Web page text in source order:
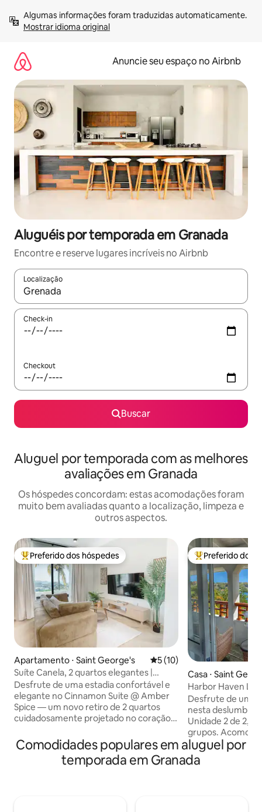
para
Mostrar idioma original
Anuncie seu espaço no Airbnb
Aluguéis por temporada em Granada
Encontre e reserve lugares incríveis no Airbnb
Localização
Quando os resultados estiverem disponíveis, explore-os
Check-in
Checkout
Buscar
Aluguel por temporada com as melhores
avaliações em Granada
Os hóspedes concordam: estas acomodações foram
muito bem avaliadas quanto a localização, limpeza e
outros aspectos.
Entre os melhores preferidos dos hóspedes
Preferido dos hóspedes
Apartamento ⋅ Saint George's 5 de uma avaliação média
5 (10)
Suíte Canela, 2 quartos elegantes |
Central St George
Desfrute de uma estadia confortável e
elegante no Cinnamon Suite @ Amber
Spice — um novo retiro de 2 quartos
cuidadosamente projetado no coração
inferior da nossa propriedade recém-
construída, esta casa oferece um
ambiente tranquilo e privado com vista
Entre os
Preferido dos
Casa ⋅ Saint
Harbor Haven
Incluído
Desfrute de uma
nesta
Unidade 2 de 2,
grupos. Acomodações: Três quartos
elegantes com
aconchegantes.
alta velocidade,
Comodidades populares em aluguel por
temporada em Granada